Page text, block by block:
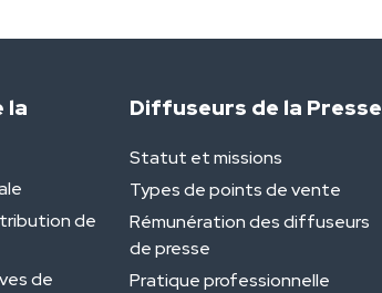
la
de
de
Diffuseurs de la Presse
Statut et missions
Types de points de vente
Rémunération des diffuseurs
de presse
Pratique professionnelle